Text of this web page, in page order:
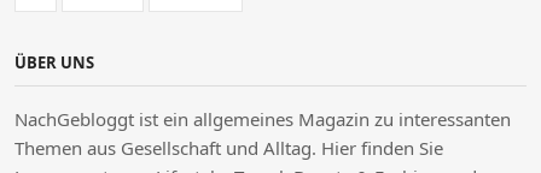
ÜBER UNS
NachGebloggt ist ein allgemeines Magazin zu interessanten
Themen aus Gesellschaft und Alltag. Hier finden Sie